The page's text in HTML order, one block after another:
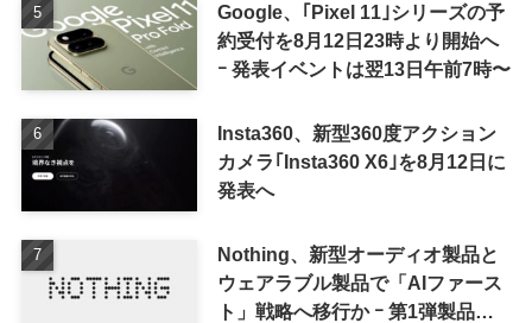
Google、｢Pixel 11｣シリーズの予
約受付を8月12日23時より開始へ
ｰ 発表イベントは翌13日午前7時〜
Insta360、新型360度アクション
カメラ｢Insta360 X6｣を8月12日に
発表へ
Nothing、新型オーディオ製品と
ウェアラブル製品で「AIファース
ト」戦略へ移行か ｰ 第1弾製品は